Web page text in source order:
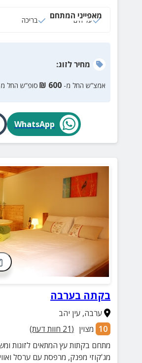
מאפייני המתחם
על הים בריכה
מחירלזוג:
אמצ”ש החל מ- 600
₪ סופ”ש החל
WhatsApp
בקתה בערבה
ערבה,עין יהב
10 מצוין (
21 חוות דעת)
מתחם בקתות עץ המתאים לזוגות
מג'קוזי מפנק, מרפסת עם ערסל